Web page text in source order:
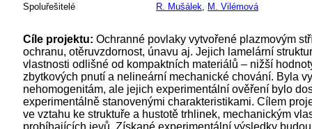
Spoluřešitelé
R. Mušálek, M. Vilémová
Cíle projektu: Ochranné povlaky vytvořené plazmovým
ochranu, otěruvzdornost, únavu aj. Jejich lamelární
vlastnosti odlišné od kompaktních materiálů – nižší
zbytkových pnutí a nelineární mechanické chování. Byla
nehomogenitám, ale jejich experimentální ověření bylo
experimentálně stanovenými charakteristikami. Cílem
ve vztahu ke struktuře a hustotě trhlinek, mechanickým
probíhajících jevů. Získané experimentální výsledky